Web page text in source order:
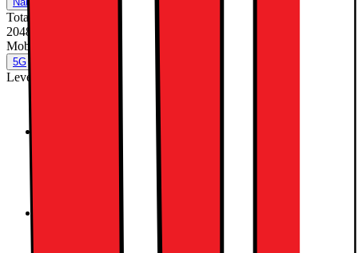
Total lagringskapacitet (GB)
2048
2048
Mobilt datanätverk
5G
Leverantörens färgnamn Silver